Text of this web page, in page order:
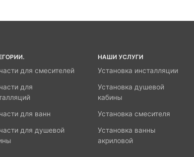
для смесителей
для
для ванн
для душевой
НАШИ УСЛУГИ
Установка инсталляции
Установка душевой
кабины
Установка смесителя
Установка ванны
акриловой